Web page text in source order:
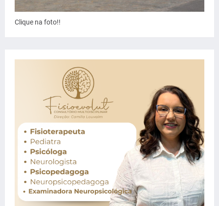
Clique na foto!!